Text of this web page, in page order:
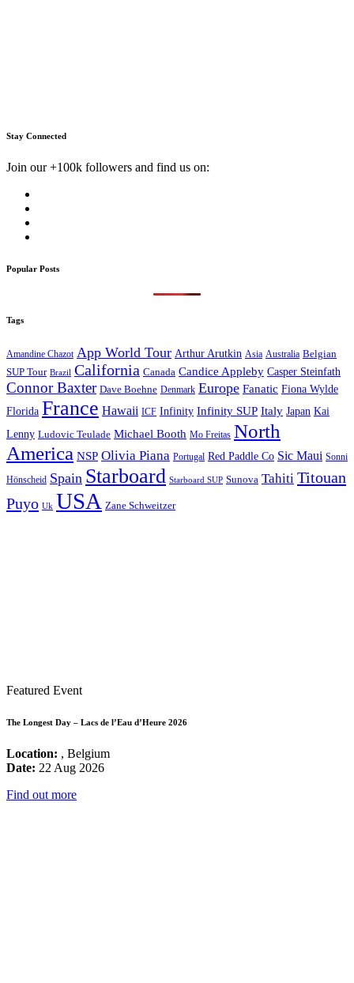
Stay Connected
Join our +100k followers and find us on:
Popular Posts
Tags
Amandine Chazot App World Tour Arthur Arutkin Asia Australia Belgian
SUP Tour Brazil California Canada Candice Appleby Casper Steinfath
Connor Baxter Dave Boehne Denmark Europe Fanatic Fiona Wylde
Florida France Hawaii ICF Infinity Infinity SUP Italy Japan Kai
Lenny Ludovic Teulade Michael Booth Mo Freitas North
America NSP Olivia Piana Portugal Red Paddle Co Sic Maui Sonni
Hönscheid Spain Starboard Starboard SUP Sunova Tahiti Titouan
Puyo Uk USA Zane Schweitzer
Featured Event
The Longest Day – Lacs de l’Eau d’Heure 2026
Location: , Belgium
Date: 22 Aug 2026
Find out more